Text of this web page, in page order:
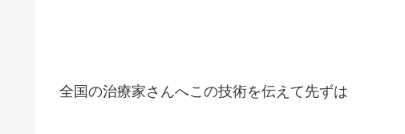
全国の治療家さんへこの技術を伝えて先ずは